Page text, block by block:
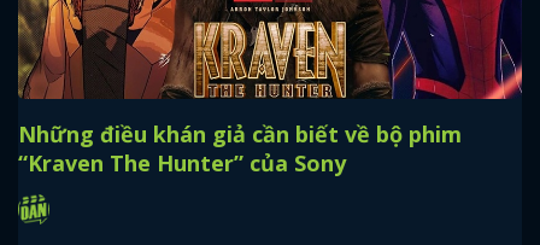
Những điều khán giả cần biết về bộ phim
“Kraven The Hunter” của Sony